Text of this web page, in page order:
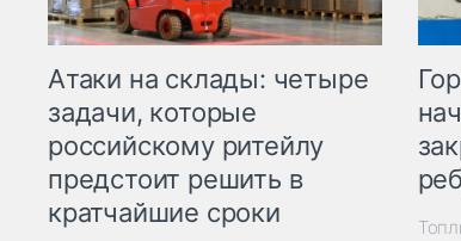
Атаки на склады: четыре
задачи, которые
российскому ритейлу
предстоит решить в
кратчайшие сроки